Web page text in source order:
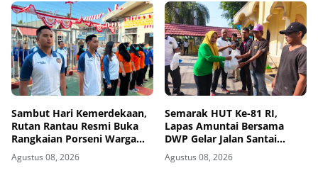
Sambut Hari Kemerdekaan,
Rutan Rantau Resmi Buka
Rangkaian Porseni Warga
Binaan
Agustus 08, 2026
Semarak HUT Ke-81 RI,
Lapas Amuntai Bersama
DWP Gelar Jalan Santai
Hingga Baksos
Agustus 08, 2026